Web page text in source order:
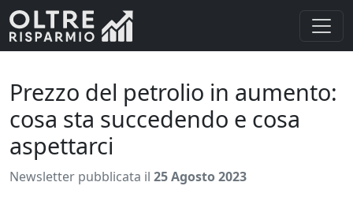
Prezzo del petrolio in aumento:
cosa sta succedendo e cosa
aspettarci
Newsletter pubblicata il 25 Agosto 2023